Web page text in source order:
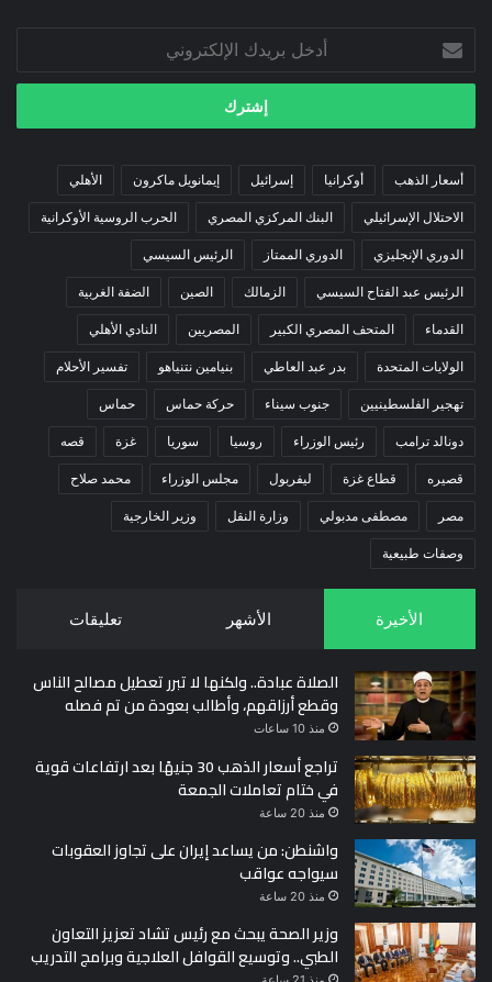
بريدك
الإلكتروني
أسعار الذهب أوكرانيا إسرائيل إيمانويل ماكرون الأهلي
الاحتلال الإسرائيلي البنك المركزي المصري الحرب الروسية الأوكرانية
الدوري الإنجليزي الدوري الممتاز الرئيس السيسي
الرئيس عبد الفتاح السيسي الزمالك الصين الضفة الغربية
القدماء المتحف المصري الكبير المصريين النادي الأهلي
الولايات المتحدة بدر عبد العاطي بنيامين نتنياهو تفسير الأحلام
تهجير الفلسطينيين جنوب سيناء حركة حماس حماس
دونالد ترامب رئيس الوزراء روسيا سوريا غزة قصه
قصيره قطاع غزة ليفربول مجلس الوزراء محمد صلاح
مصر مصطفى مدبولي وزارة النقل وزير الخارجية
وصفات طبيعية
الأخيرة الأشهر تعليقات
الصلاة عبادة.. ولكنها لا تبرر تعطيل مصالح الناس
وقطع أرزاقهم، وأطالب بعودة من تم فصله
منذ 10 ساعات
تراجع أسعار الذهب 30 جنيهًا بعد ارتفاعات قوية
في ختام تعاملات الجمعة
منذ 20 ساعة
واشنطن: من يساعد إيران على تجاوز العقوبات
سيواجه عواقب
منذ 20 ساعة
وزير الصحة يبحث مع رئيس تشاد تعزيز التعاون
الطبي.. وتوسيع القوافل العلاجية وبرامج التدريب